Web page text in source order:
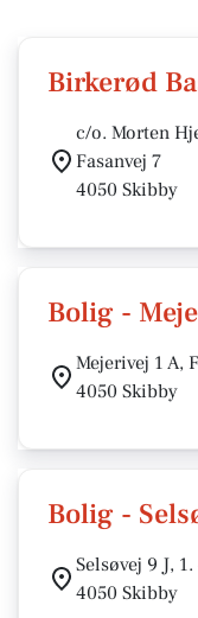
Birkerød
c/o. Morten
Fasanvej 7
4050 Skibby
Bolig -
Mejerivej 1 A,
4050 Skibby
Bolig -
Selsøvej 9 J, 1.
4050 Skibby